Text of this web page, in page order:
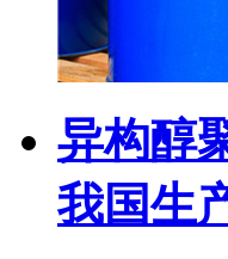
异构醇
我国生